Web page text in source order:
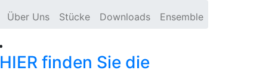
Über Uns Stücke Downloads Ensemble
HIER finden Sie die